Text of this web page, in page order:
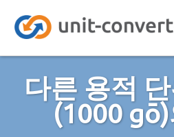
다른 용적
(1000